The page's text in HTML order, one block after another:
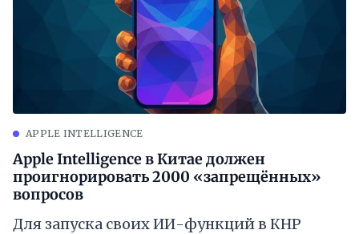
APPLE INTELLIGENCE
Apple Intelligence в Китае должен
проигнорировать 2000 «запрещённых»
вопросов
Для запуска своих ИИ-функций в КНР